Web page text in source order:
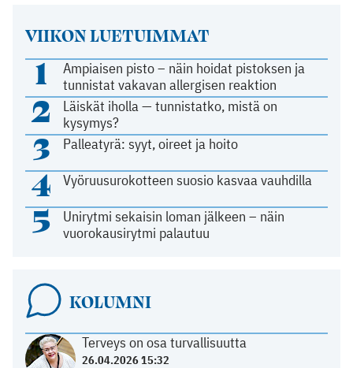
VIIKON LUETUIMMAT
1
Ampiaisen pisto – näin hoidat pistoksen ja
tunnistat vakavan allergisen reaktion
2
Läiskät iholla — tunnistatko, mistä on
kysymys?
3 Palleatyrä: syyt, oireet ja hoito
4 Vyöruusurokotteen suosio kasvaa vauhdilla
5
Unirytmi sekaisin loman jälkeen – näin
vuorokausirytmi palautuu
KOLUMNI
Terveys on osa turvallisuutta
26.04.2026 15:32